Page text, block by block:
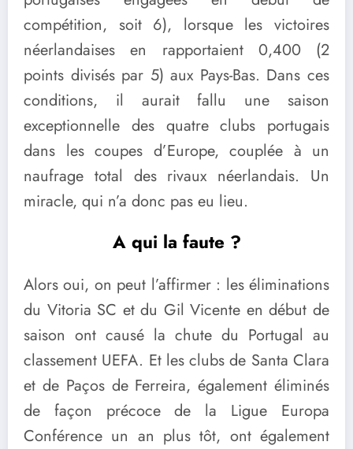
compétition, soit 6), lorsque les victoires
néerlandaises en rapportaient 0,400 (2
points divisés par 5) aux Pays-Bas. Dans ces
conditions, il aurait fallu une saison
exceptionnelle des quatre clubs portugais
dans les coupes d’Europe, couplée à un
naufrage total des rivaux néerlandais. Un
miracle, qui n’a donc pas eu lieu.
A qui la faute ?
Alors oui, on peut l’affirmer : les éliminations
du Vitoria SC et du Gil Vicente en début de
saison ont causé la chute du Portugal au
classement UEFA. Et les clubs de Santa Clara
et de Paços de Ferreira, également éliminés
de façon précoce de la Ligue Europa
Conférence un an plus tôt, ont également